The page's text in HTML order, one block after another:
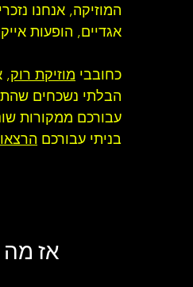
המוזיקה, אנחנו
אגדיים, הופעות
כחובבי מוזיקת רוק,
הבלתי נשכחים
עבורכם ממקורות
בניתי עבורכם
אז מה קרה ב-18